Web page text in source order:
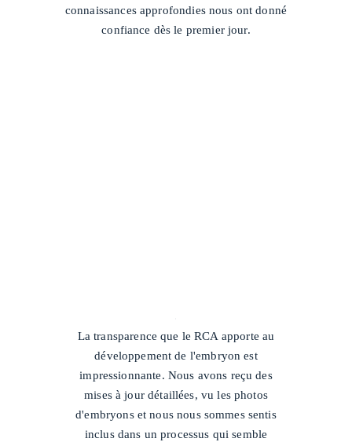
connaissances approfondies nous ont donné
confiance dès le premier jour.
La transparence que le RCA apporte au
développement de l'embryon est
impressionnante. Nous avons reçu des
mises à jour détaillées, vu les photos
d'embryons et nous nous sommes sentis
inclus dans un processus qui semble